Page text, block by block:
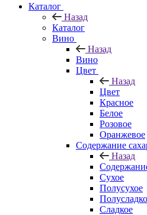
Каталог
Назад
Каталог
Вино
Назад
Вино
Цвет
Назад
Цвет
Красное
Белое
Розовое
Оранжевое
Содержание
Назад
Сухое
Полусухое
Сладкое